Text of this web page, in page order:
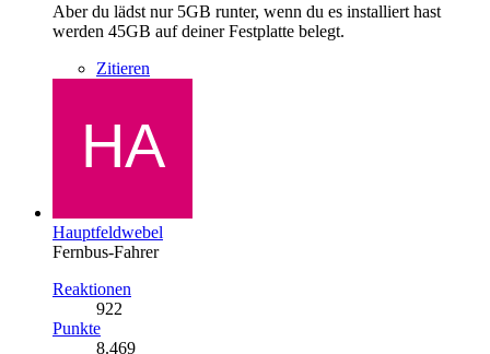
Aber du lädst nur 5GB runter, wenn du es installiert hast
werden 45GB auf deiner Festplatte belegt.
Zitieren
Hauptfeldwebel
Fernbus-Fahrer
Reaktionen
922
Punkte
8.469